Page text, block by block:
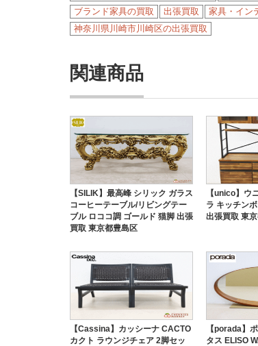
ブランド家具の買取
出張買取 家具・イン
神奈川県川崎市川崎区の出張買取
関連商品
【SILIK】最高峰 シリック ガラス
コーヒーテーブル/リビングテー
ブル ロココ調 ゴールド 猫脚 出張
買取 東京都豊島区
【unico】ウ
ラ キッチン
出張買取 東
【Cassina】カッシーナ CACTO
カクト ラウンジチェア 2脚セッ
【porada】
タス ELISO